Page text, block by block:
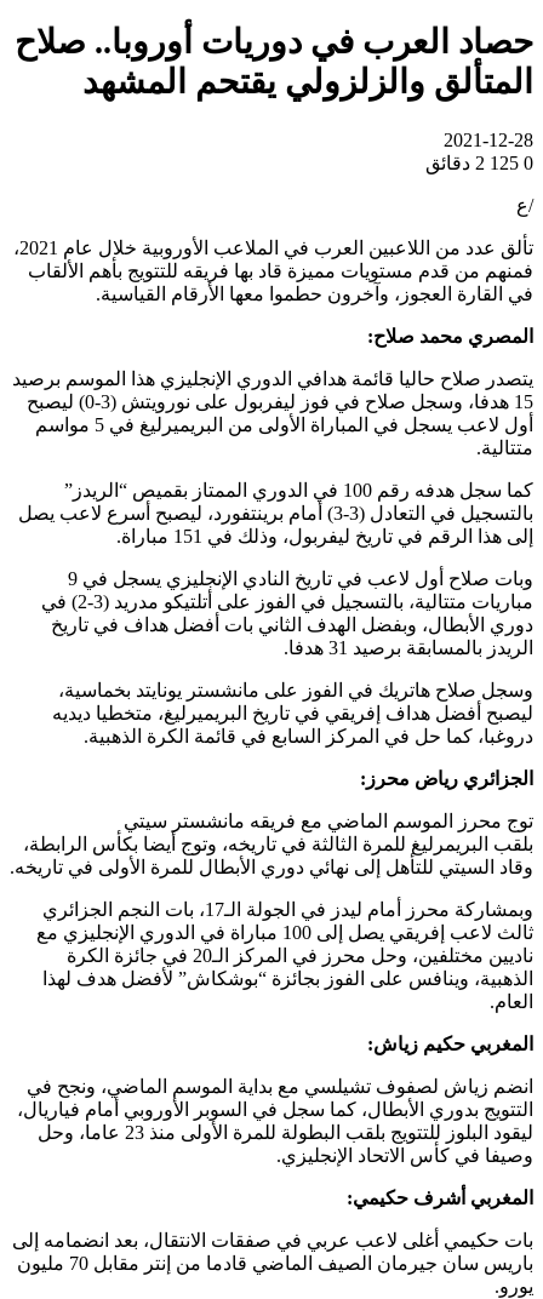
حصاد العرب في دوريات أوروبا.. صلاح
المتألق والزلزولي يقتحم المشهد
2021-12-28
0
2 دقائق
/ع
تألق عدد من اللاعبين العرب في الملاعب الأوروبية خلال عام 2021،
فمنهم من قدم مستويات مميزة قاد بها فريقه للتتويج بأهم الألقاب
في القارة العجوز، وآخرون حطموا معها الأرقام القياسية.
المصري محمد صلاح:
يتصدر صلاح حاليا قائمة هدافي الدوري الإنجليزي هذا الموسم برصيد
15 هدفا، وسجل صلاح في فوز ليفربول على نورويتش (3-0) ليصبح
أول لاعب يسجل في المباراة الأولى من البريميرليغ في 5 مواسم
متتالية.
كما سجل هدفه رقم 100 في الدوري الممتاز بقميص “الريدز”
بالتسجيل في التعادل (3-3) أمام برينتفورد، ليصبح أسرع لاعب يصل
إلى هذا الرقم في تاريخ ليفربول، وذلك في 151 مباراة.
وبات صلاح أول لاعب في تاريخ النادي الإنجليزي يسجل في 9
مباريات متتالية، بالتسجيل في الفوز على أتلتيكو مدريد (3-2) في
دوري الأبطال، وبفضل الهدف الثاني بات أفضل هداف في تاريخ
الريدز بالمسابقة برصيد 31 هدفا.
وسجل صلاح هاتريك في الفوز على مانشستر يونايتد بخماسية،
ليصبح أفضل هداف إفريقي في تاريخ البريميرليغ، متخطيا ديديه
دروغبا، كما حل في المركز السابع في قائمة الكرة الذهبية.
الجزائري رياض محرز:
توج محرز الموسم الماضي مع فريقه مانشستر سيتي
بلقب البريمرليغ للمرة الثالثة في تاريخه، وتوج أيضا بكأس الرابطة،
وقاد السيتي للتأهل إلى نهائي دوري الأبطال للمرة الأولى في تاريخه.
وبمشاركة محرز أمام ليدز في الجولة الـ17، بات النجم الجزائري
ثالث لاعب إفريقي يصل إلى 100 مباراة في الدوري الإنجليزي مع
ناديين مختلفين، وحل محرز في المركز الـ20 في جائزة الكرة
الذهبية، وينافس على الفوز بجائزة “بوشكاش” لأفضل هدف لهذا
العام.
المغربي حكيم زياش:
انضم زياش لصفوف تشيلسي مع بداية الموسم الماضي، ونجح في
التتويج بدوري الأبطال، كما سجل في السوبر الأوروبي أمام فياريال،
ليقود البلوز للتتويج بلقب البطولة للمرة الأولى منذ 23 عاما، وحل
وصيفا في كأس الاتحاد الإنجليزي.
المغربي أشرف حكيمي:
بات حكيمي أغلى لاعب عربي في صفقات الانتقال، بعد انضمامه إلى
باريس سان جيرمان الصيف الماضي قادما من إنتر مقابل 70 مليون
يورو.